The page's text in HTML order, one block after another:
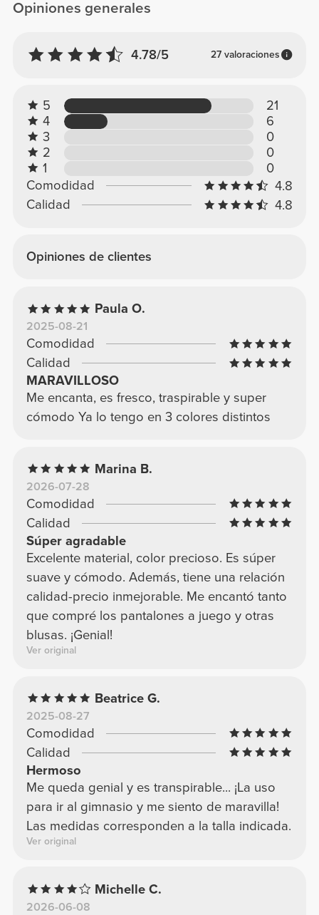
Opiniones generales
4.78/5 27 valoraciones
5
21
4
6
3
0
2
0
1
0
Comodidad
4.8
Calidad
4.8
Opiniones de clientes
Paula O.
2025-08-21
Comodidad
Calidad
MARAVILLOSO
Me encanta, es fresco, traspirable y super
cómodo Ya lo tengo en 3 colores distintos
Marina B.
2026-07-28
Comodidad
Calidad
Súper agradable
Excelente material, color precioso. Es súper
suave y cómodo. Además, tiene una relación
calidad-precio inmejorable. Me encantó tanto
que compré los pantalones a juego y otras
blusas. ¡Genial!
Ver original
Beatrice G.
2025-08-27
Comodidad
Calidad
Hermoso
Me queda genial y es transpirable... ¡La uso
para ir al gimnasio y me siento de maravilla!
Las medidas corresponden a la talla indicada.
Ver original
Michelle C.
2026-06-08